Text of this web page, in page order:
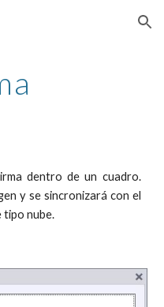
Skip to navigation
dentro de un cuadro.
y se sincronizará con el
tipo nube.